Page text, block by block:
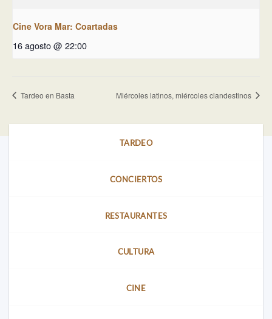
Cine Vora Mar: Coartadas
16 agosto @ 22:00
Tardeo en Basta Miércoles latinos, miércoles clandestinos
TARDEO
CONCIERTOS
RESTAURANTES
CULTURA
CINE